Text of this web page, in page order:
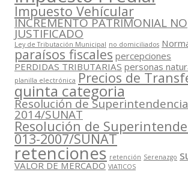
Impuesto Vehícular
INCREMENTO PATRIMONIAL NO
JUSTIFICADO
Ley de Tributación Municipal no domiciliados
paraísos fiscales percepciones
PERDIDAS TRIBUTARIAS personas
planilla electrónica Precios de
quinta categoria
Resolución de
2014/SUNAT
Resolución de
013-2007/SUNAT
retenciones retención Serenazgo
VALOR DE MERCADO VIATICOS